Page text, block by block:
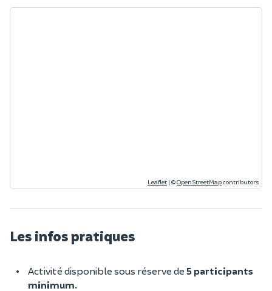
Leaflet | ©OpenStreetMapcontributors
Les infos pratiques
Activité disponible sous réserve de 5 participants
minimum.